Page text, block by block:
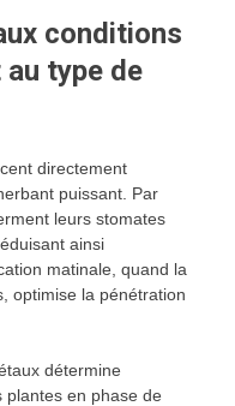
conditions
type de
directement
puissant. Par
leurs stomates
ainsi
matinale, quand la
optimise la pénétration
détermine
plantes en phase de